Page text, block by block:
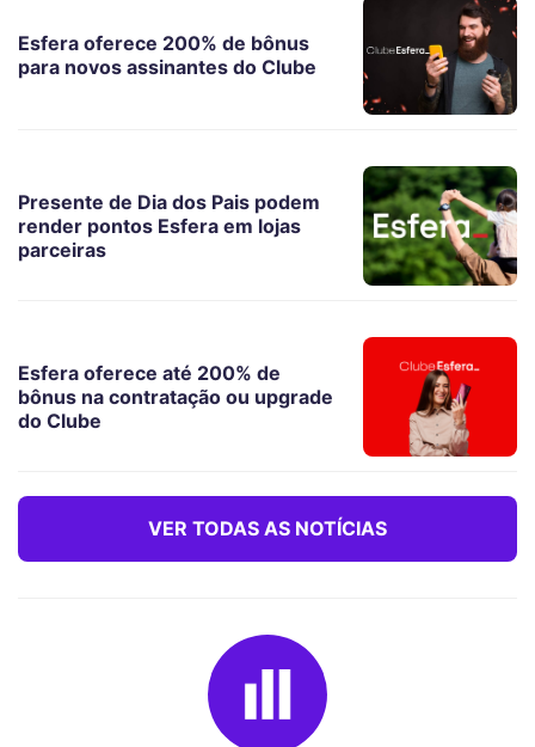
Esfera oferece 200% de bônus
para novos assinantes do Clube
Presente de Dia dos Pais podem
render pontos Esfera em lojas
parceiras
Esfera oferece até 200% de
bônus na contratação ou upgrade
do Clube
VER TODAS AS NOTÍCIAS